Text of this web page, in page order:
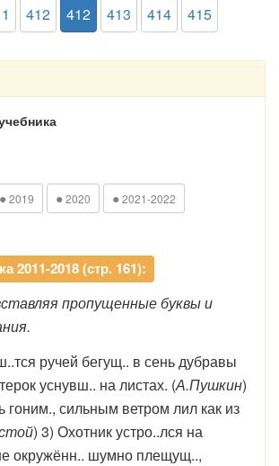
412 412 413 414 415
● 2019 ● 2020 ● 2021-2022
2011-2018 (стр. 161):
пропущенные буквы и
ручей бегущ.. в сень дубравы
уснувш.. на листах. (А.Пушкин)
гоним., сильным ветром лил как из
) 3) Охотник устро..лся на
окружённ.. шумно плещущ..,